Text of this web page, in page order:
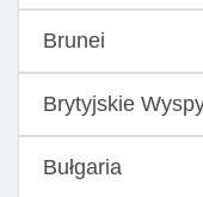
Brunei
Brytyjskie
Bułgaria